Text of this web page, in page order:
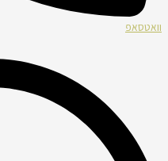
וואטסאפ